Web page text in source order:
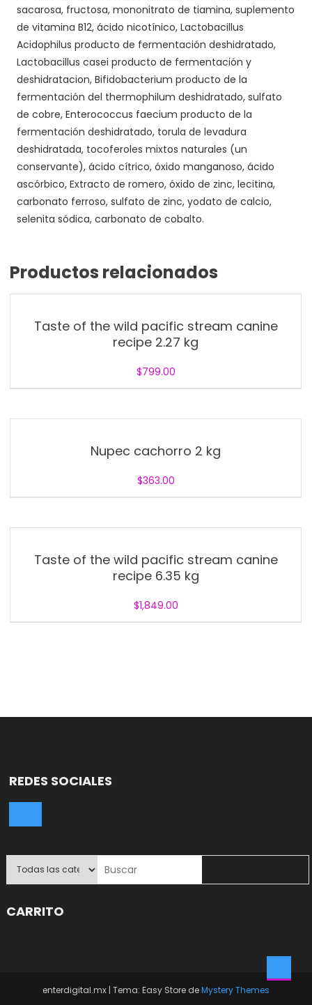
sacarosa, fructosa, mononitrato de tiamina, suplemento
de vitamina B12, ácido nicotínico, Lactobacillus
Acidophilus producto de fermentación deshidratado,
Lactobacillus casei producto de fermentación y
deshidratacion, Bifidobacterium producto de la
fermentación del thermophilum deshidratado, sulfato
de cobre, Enterococcus faecium producto de la
fermentación deshidratado, torula de levadura
deshidratada, tocoferoles mixtos naturales (un
conservante), ácido cítrico, óxido manganoso, ácido
ascórbico, Extracto de romero, óxido de zinc, lecitina,
carbonato ferroso, sulfato de zinc, yodato de calcio,
selenita sódica, carbonato de cobalto.
Productos relacionados
Taste of the wild pacific stream canine
recipe 2.27 kg
$799.00
Nupec cachorro 2 kg
$363.00
Taste of the wild pacific stream canine
recipe 6.35 kg
$1,849.00
REDES SOCIALES
CARRITO
enterdigital.mx | Tema: Easy Store deMystery Themes